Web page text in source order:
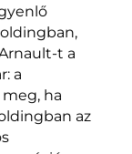
t a
a
ha
az